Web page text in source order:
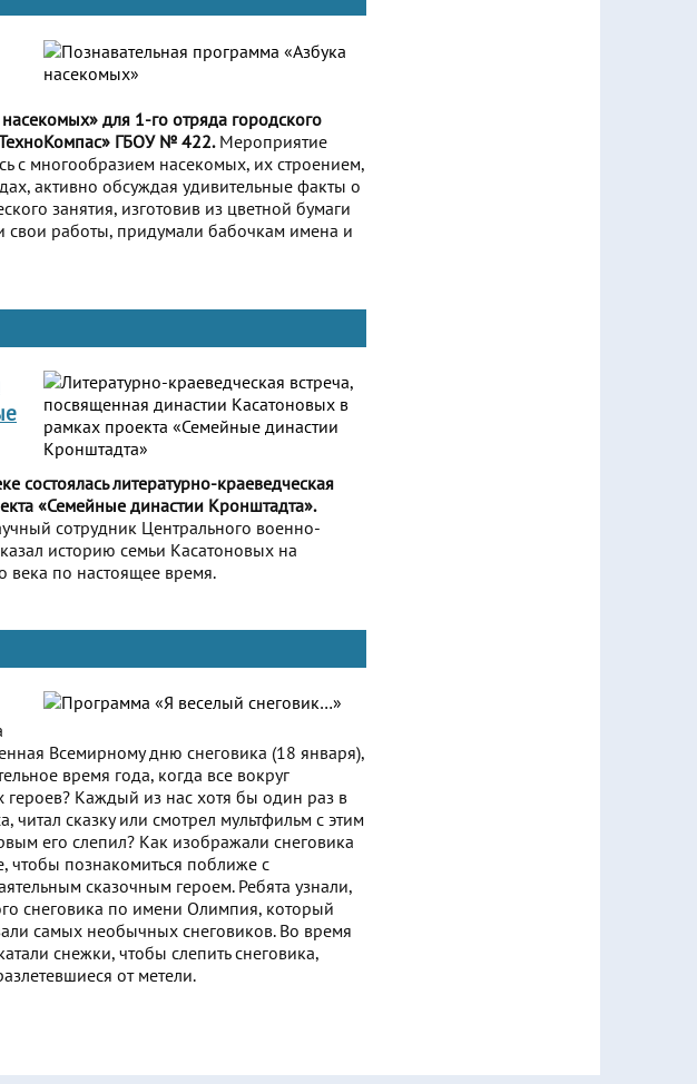
для 1-го отряда городского
ГБОУ № 422.Мероприятие
с многообразием насекомых, их строением,
активно обсуждая удивительные факты о
занятия, изготовив из цветной бумаги
свои работы, придумали бабочкам имена и
литературно-краеведческая
«Семейные династии Кронштадта».
сотрудник Центрального военно-
историю семьи Касатоновых на
века по настоящее время.
Всемирному дню снеговика (18 января),
время года, когда все вокруг
героев? Каждый из нас хотя бы один раз в
сказку или смотрел мультфильм с этим
его слепил? Как изображали снеговика
познакомиться поближе с
сказочным героем. Ребята узнали,
снеговика по имени Олимпия, который
самых необычных снеговиков. Во время
снежки, чтобы слепить снеговика,
от метели.